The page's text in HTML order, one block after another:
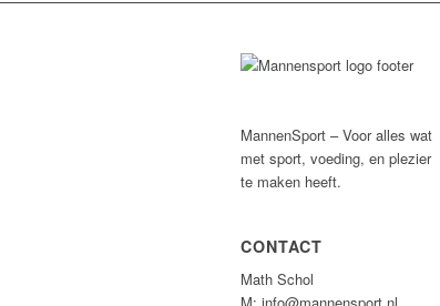
MannenSport – Voor alles wat
met sport, voeding, en plezier
te maken heeft.
CONTACT
Math Schol
M: info@mannensport.nl